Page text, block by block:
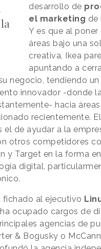
desarrollo de
el marketing de
Y es que al poner
áreas bajo una
creativa, Ikea
apuntando a
negocio, tendiendo
innovador -donde
hacia áreas
recientemente.
el de ayudar a la
otros competidores
y Target en la forma
digital,
fichado al ejecutivo
ocupado cargos de
agencias de
& Bogusky o McCann